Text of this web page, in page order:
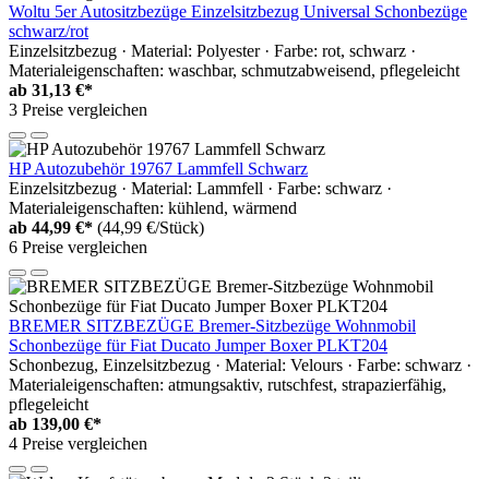
Woltu 5er Autositzbezüge Einzelsitzbezug Universal Schonbezüge
schwarz/rot
Einzelsitzbezug · Material: Polyester · Farbe: rot, schwarz ·
Materialeigenschaften: waschbar, schmutzabweisend, pflegeleicht
ab 31,13 €*
3 Preise vergleichen
HP Autozubehör 19767 Lammfell Schwarz
Einzelsitzbezug · Material: Lammfell · Farbe: schwarz ·
Materialeigenschaften: kühlend, wärmend
ab 44,99 €* (44,99 €/Stück)
6 Preise vergleichen
BREMER SITZBEZÜGE Bremer-Sitzbezüge Wohnmobil
Schonbezüge für Fiat Ducato Jumper Boxer PLKT204
Schonbezug, Einzelsitzbezug · Material: Velours · Farbe: schwarz ·
Materialeigenschaften: atmungsaktiv, rutschfest, strapazierfähig,
pflegeleicht
ab 139,00 €*
4 Preise vergleichen